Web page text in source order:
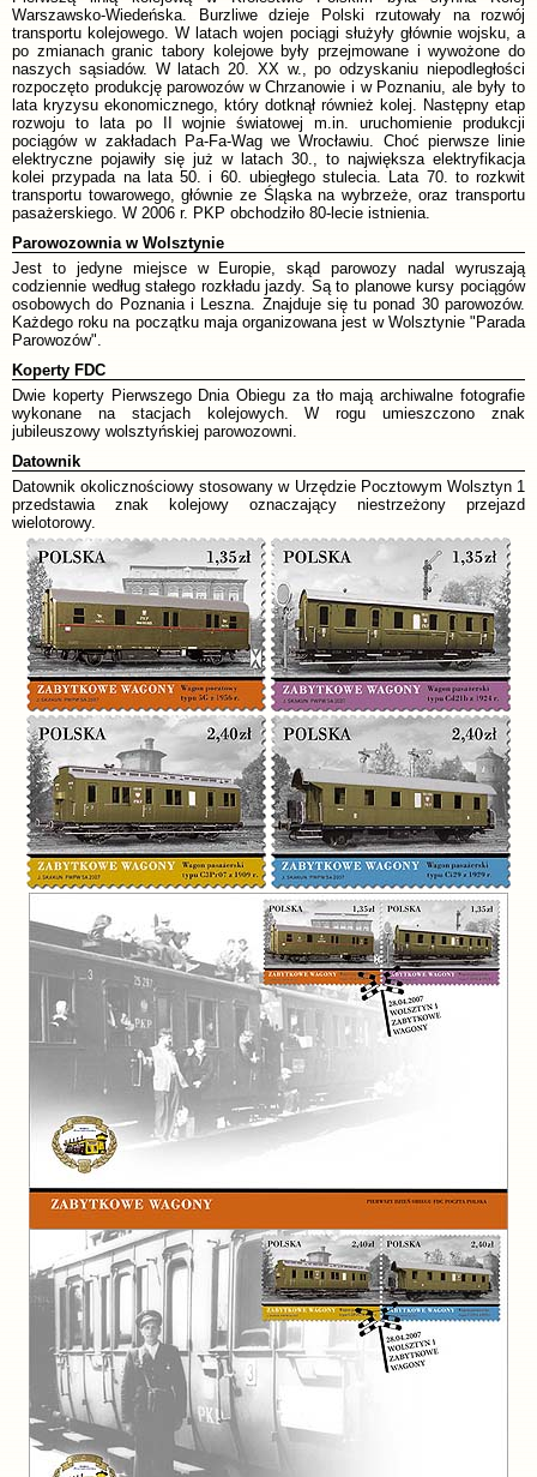
Warszawsko-Wiedeńska. Burzliwe dzieje Polski rzutowały na rozwój
transportu kolejowego. W latach wojen pociągi służyły głównie wojsku, a
po zmianach granic tabory kolejowe były przejmowane i wywożone do
naszych sąsiadów. W latach 20. XX w., po odzyskaniu niepodległości
rozpoczęto produkcję parowozów w Chrzanowie i w Poznaniu, ale były to
lata kryzysu ekonomicznego, który dotknął również kolej. Następny etap
rozwoju to lata po II wojnie światowej m.in. uruchomienie produkcji
pociągów w zakładach Pa-Fa-Wag we Wrocławiu. Choć pierwsze linie
elektryczne pojawiły się już w latach 30., to największa elektryfikacja
kolei przypada na lata 50. i 60. ubiegłego stulecia. Lata 70. to rozkwit
transportu towarowego, głównie ze Śląska na wybrzeże, oraz transportu
pasażerskiego. W 2006 r. PKP obchodziło 80-lecie istnienia.
Parowozownia w Wolsztynie
Jest to jedyne miejsce w Europie, skąd parowozy nadal wyruszają
codziennie według stałego rozkładu jazdy. Są to planowe kursy pociągów
osobowych do Poznania i Leszna. Znajduje się tu ponad 30 parowozów.
Każdego roku na początku maja organizowana jest w Wolsztynie "Parada
Parowozów".
Koperty FDC
Dwie koperty Pierwszego Dnia Obiegu za tło mają archiwalne fotografie
wykonane na stacjach kolejowych. W rogu umieszczono znak
jubileuszowy wolsztyńskiej parowozowni.
Datownik
Datownik okolicznościowy stosowany w Urzędzie Pocztowym Wolsztyn 1
przedstawia znak kolejowy oznaczający niestrzeżony przejazd
wielotorowy.